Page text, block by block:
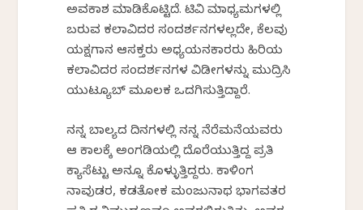
ಅವಕಾಶ ಮಾಡಿಕೊಟ್ಟಿದೆ. ಟಿವಿ ಮಾಧ್ಯಮಗಳಲ್ಲಿ
ಬರುವ ಕಲಾವಿದರ ಸಂದರ್ಶನಗಳಲ್ಲದೇ, ಕೆಲವು
ಯಕ್ಷಗಾನ ಆಸಕ್ತರು ಅಧ್ಯಯನಕಾರರು ಹಿರಿಯ
ಕಲಾವಿದರ ಸಂದರ್ಶನಗಳ ವಿಡಿಯೋಗಳನ್ನು ಮುದ್ರಿಸಿ
ಯುಟ್ಯೂಬ್ ಮೂಲಕ ಒದಗಿಸುತ್ತಿದ್ದಾರೆ.
ನನ್ನ ಬಾಲ್ಯದ ದಿನಗಳಲ್ಲಿ ನನ್ನ ನೆರೆಮನೆಯವರು
ಆ ಕಾಲಕ್ಕೆ ಅಂಗಡಿಯಲ್ಲಿ ದೊರೆಯುತ್ತಿದ್ದ ಪ್ರತಿ
ಕ್ಯಾಸೆಟ್ಟು ಅನ್ನೂ ಕೊಳ್ಳುತ್ತಿದ್ದರು. ಕಾಳಿಂಗ
ನಾವುಡರ, ಕಡತೋಕ ಮಂಜುನಾಥ ಭಾಗವತರ